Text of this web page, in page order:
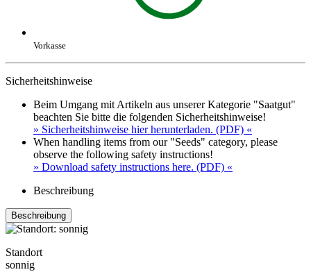
Vorkasse
Sicherheitshinweise
Beim Umgang mit Artikeln aus unserer Kategorie "Saatgut"
beachten Sie bitte die folgenden Sicherheitshinweise!
» Sicherheitshinweise hier herunterladen. (PDF) «
When handling items from our "Seeds" category, please
observe the following safety instructions!
» Download safety instructions here. (PDF) «
Beschreibung
Beschreibung
Standort
sonnig